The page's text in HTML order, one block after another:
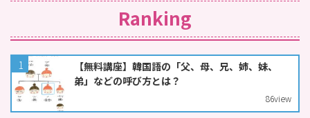
Ranking
【無料講座】韓国語の「父、母、兄、姉、妹、
弟」などの呼び方とは？
86view